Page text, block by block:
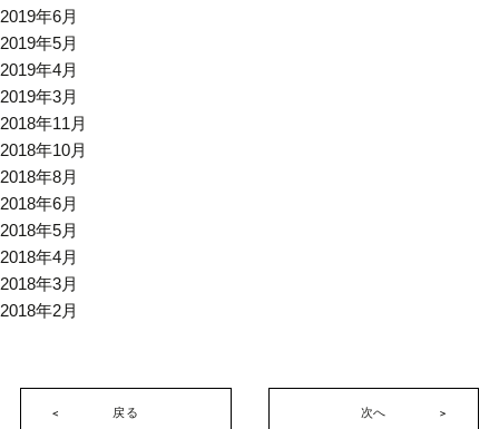
2019年6月
2019年5月
2019年4月
2019年3月
2018年11月
2018年10月
2018年8月
2018年6月
2018年5月
2018年4月
2018年3月
2018年2月
戻る 次へ